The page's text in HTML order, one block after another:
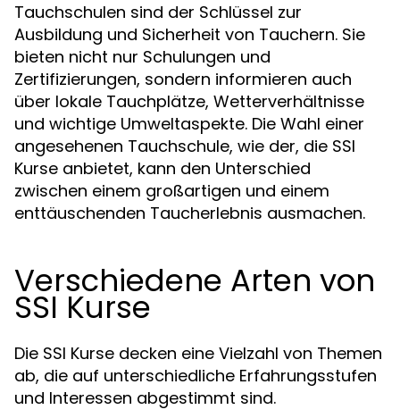
Tauchschulen sind der Schlüssel zur
Ausbildung und Sicherheit von Tauchern. Sie
bieten nicht nur Schulungen und
Zertifizierungen, sondern informieren auch
über lokale Tauchplätze, Wetterverhältnisse
und wichtige Umweltaspekte. Die Wahl einer
angesehenen Tauchschule, wie der, die SSI
Kurse anbietet, kann den Unterschied
zwischen einem großartigen und einem
enttäuschenden Taucherlebnis ausmachen.
Verschiedene Arten von
SSI Kurse
Die SSI Kurse decken eine Vielzahl von Themen
ab, die auf unterschiedliche Erfahrungsstufen
und Interessen abgestimmt sind.